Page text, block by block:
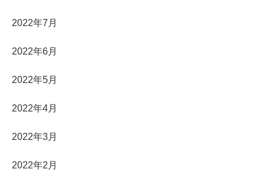
2022年7月
2022年6月
2022年5月
2022年4月
2022年3月
2022年2月